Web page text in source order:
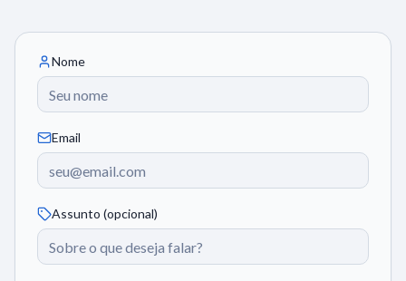
Nome
Email
Assunto (opcional)